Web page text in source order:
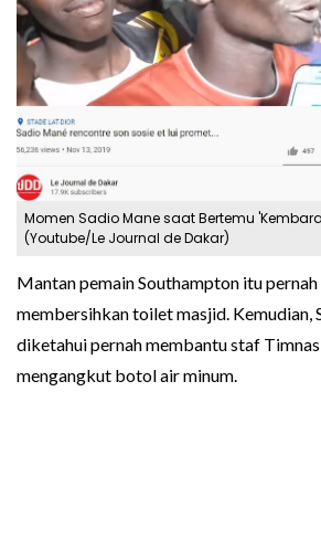
Momen Sadio Mane saat Bertemu
(Youtube/Le Journal de Dakar)
Mantan pemain Southampton itu
membersihkan toilet masjid. Kemudian,
diketahui pernah membantu staf Timnas
mengangkut botol air minum.